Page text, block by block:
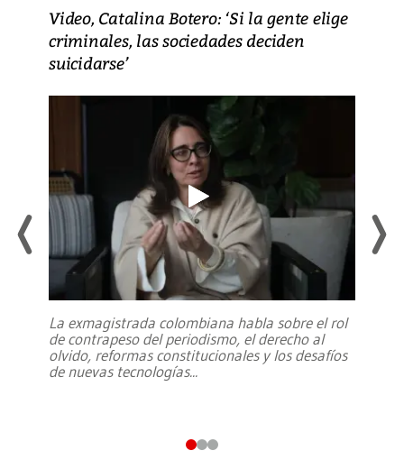
Video, Catalina Botero: ‘Si la gente elige
criminales, las sociedades deciden
suicidarse’
La exmagistrada colombiana habla sobre el rol
de contrapeso del periodismo, el derecho al
olvido, reformas constitucionales y los desafíos
de nuevas tecnologías...